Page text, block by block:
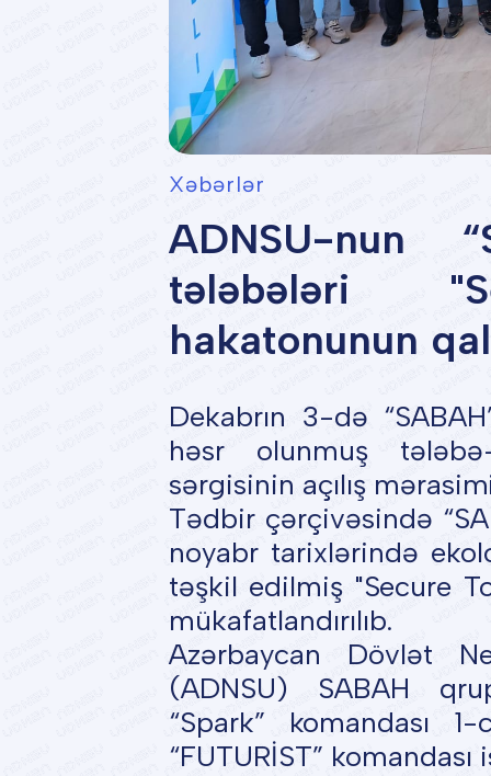
Xəbərlər
ADNSU-nun
tələbələri
hakatonunun
Dekabrın 3-də
həsr olunmuş
sərgisinin açılış
Tədbir çərçivəsində
noyabr tarixlərində
təşkil edilmiş "Secure
mükafatlandırılıb.
Azərbaycan Dövlət
(ADNSU) SABAH
“Spark” komandası
“FUTURİST”